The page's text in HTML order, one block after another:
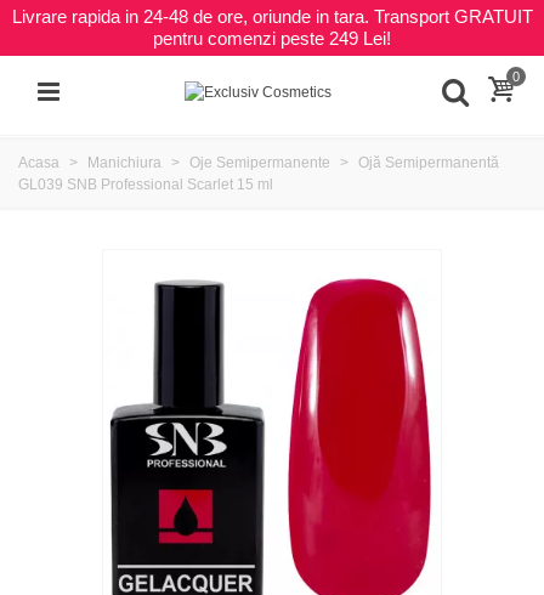
Livrare rapida in 24-48 de ore, oriunde in tara. Transport GRATUIT
pentru comenzi peste 249 Lei!
0
Acasa Manichiura Oje Semipermanente
Ojă Semipermanentă
GL039 SNB Professional Scarlet 15 ml